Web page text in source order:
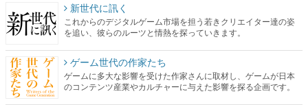
新世代に訊く
これからのデジタルゲーム市場を担う若きクリエイター達の姿
を追い、彼らのルーツと情熱を探っていきます。
ゲーム世代の作家たち
ゲームに多大な影響を受けた作家さんに取材し、ゲームが日本
のコンテンツ産業やカルチャーに与えた影響を探る企画です。